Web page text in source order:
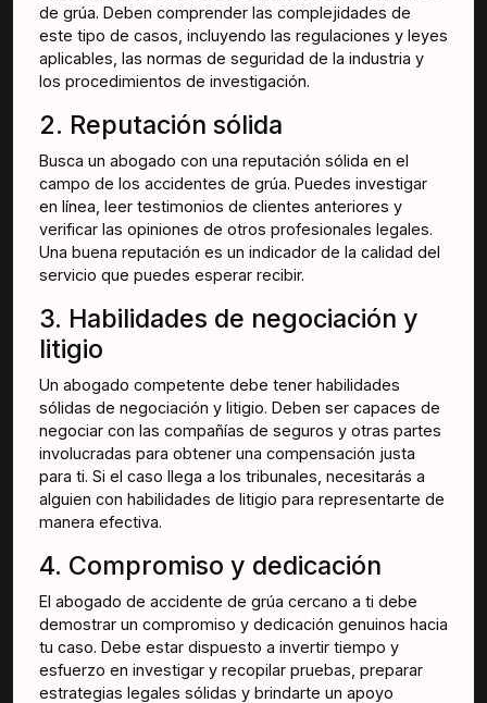
de grúa. Deben comprender las complejidades de
este tipo de casos, incluyendo las regulaciones y leyes
aplicables, las normas de seguridad de la industria y
los procedimientos de investigación.
2. Reputación sólida
Busca un abogado con una reputación sólida en el
campo de los accidentes de grúa. Puedes investigar
en línea, leer testimonios de clientes anteriores y
verificar las opiniones de otros profesionales legales.
Una buena reputación es un indicador de la calidad del
servicio que puedes esperar recibir.
3. Habilidades de negociación y
litigio
Un abogado competente debe tener habilidades
sólidas de negociación y litigio. Deben ser capaces de
negociar con las compañías de seguros y otras partes
involucradas para obtener una compensación justa
para ti. Si el caso llega a los tribunales, necesitarás a
alguien con habilidades de litigio para representarte de
manera efectiva.
4. Compromiso y dedicación
El abogado de accidente de grúa cercano a ti debe
demostrar un compromiso y dedicación genuinos hacia
tu caso. Debe estar dispuesto a invertir tiempo y
esfuerzo en investigar y recopilar pruebas, preparar
estrategias legales sólidas y brindarte un apoyo